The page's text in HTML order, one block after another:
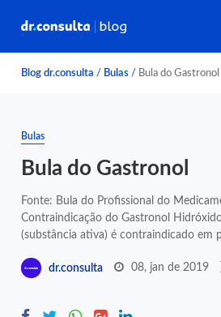
Blog dr.consulta / Bulas / Bula do Gastronol
Bulas
Bula do Gastronol
Fonte: Bula do Profissional do
Contraindicação do Gastronol
(substância ativa) é contraindicado em
dr.consulta 08, jan de 2019